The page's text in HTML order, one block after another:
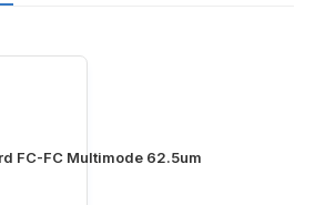
FC-FC Multimode 62.5um